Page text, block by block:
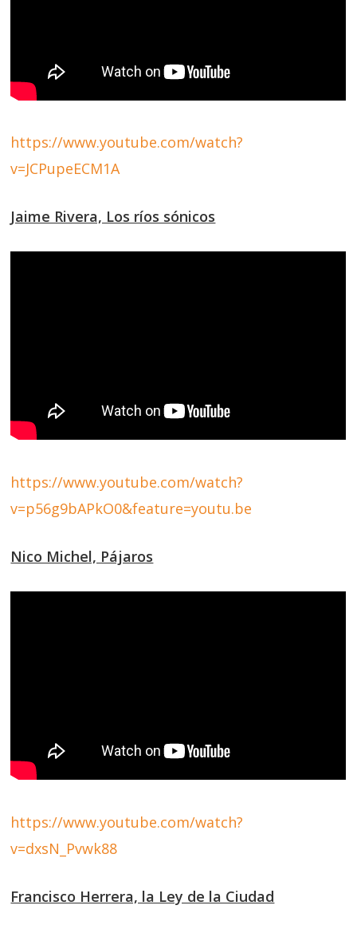
https://www.youtube.com/watch?
v=JCPupeECM1A
Jaime Rivera, Los ríos sónicos
https://www.youtube.com/watch?
v=p56g9bAPkO0&feature=youtu.be
Nico Michel, Pájaros
https://www.youtube.com/watch?
v=dxsN_Pvwk88
Francisco Herrera, la Ley de la Ciudad